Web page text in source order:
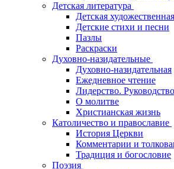
Детская литература
Детская
Детские стихи и песни
Пазлы
Раскраски
Духовно-назидательные
Духовно-назидательная
Ежедневное чтение
Лидерство.
О молитве
Христианская жизнь
Католичество и православие
История Церкви
Комментарии и
Традиция и богословие
Поэзия